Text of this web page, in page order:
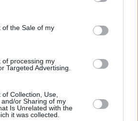
to Google and its third-party tags to
specified purposes in below Google
of the Sale of my
of processing my
Targeted Advertising.
Collection, Use,
or Sharing of my
Is Unrelated with the
it was collected.
y restaurantes mostrar su
a través del móvil.
un sistema capaz de
a adaptarse a las
que nuestro país está
a aminorar las cargas de
o empresa para que